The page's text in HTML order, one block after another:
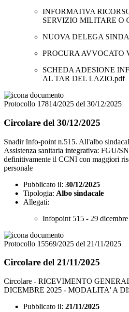
INFORMATIVA
SERVIZIO MILITARE O
NUOVA DELEGA
PROCURA AVVOCATO
SCHEDA ADESIONE
AL TAR DEL LAZIO.pdf
Protocollo 17814/2025 del 30/12/2025
Circolare del 30/12/2025
Snadir Info-point n.515. All'albo
Assistenza sanitaria integrativa: FGU/
definitivamente il CCNI con maggiori
personale
Pubblicato il: 30/12/2025
Tipologia: Albo sindacale
Allegati:
Infopoint 515 - 29
Protocollo 15569/2025 del 21/11/2025
Circolare del 21/11/2025
Circolare - RICEVIMENTO
DICEMBRE 2025 - MODALITA' A
Pubblicato il: 21/11/2025